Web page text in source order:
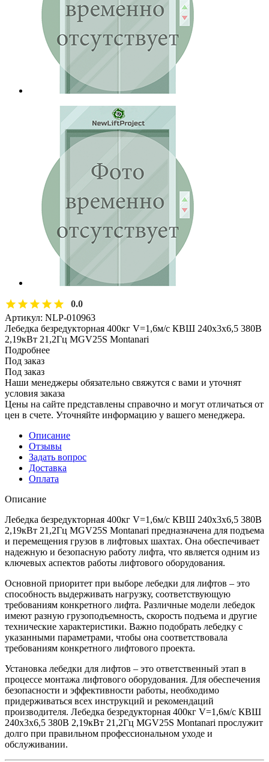
0.0
Артикул: NLP-010963
Лебедка безредукторная 400кг V=1,6м/с КВШ 240х3х6,5 380В
2,19кВт 21,2Гц MGV25S Montanari
Подробнее
Под заказ
Под заказ
Наши менеджеры обязательно свяжутся с вами и уточнят
условия заказа
Цены на сайте представлены справочно и могут отличаться от
цен в счете. Уточняйте информацию у вашего менеджера.
Описание
Отзывы
Задать вопрос
Доставка
Оплата
Описание
Лебедка безредукторная 400кг V=1,6м/с КВШ 240х3х6,5 380В
2,19кВт 21,2Гц MGV25S Montanari предназначена для подъема
и перемещения грузов в лифтовых шахтах. Она обеспечивает
надежную и безопасную работу лифта, что является одним из
ключевых аспектов работы лифтового оборудования.
Основной приоритет при выборе лебедки для лифтов – это
способность выдерживать нагрузку, соответствующую
требованиям конкретного лифта. Различные модели лебедок
имеют разную грузоподъемность, скорость подъема и другие
технические характеристики. Важно подобрать лебедку с
указанными параметрами, чтобы она соответствовала
требованиям конкретного лифтового проекта.
Установка лебедки для лифтов – это ответственный этап в
процессе монтажа лифтового оборудования. Для обеспечения
безопасности и эффективности работы, необходимо
придерживаться всех инструкций и рекомендаций
производителя. Лебедка безредукторная 400кг V=1,6м/с КВШ
240х3х6,5 380В 2,19кВт 21,2Гц MGV25S Montanari прослужит
долго при правильном профессиональном уходе и
обслуживании.